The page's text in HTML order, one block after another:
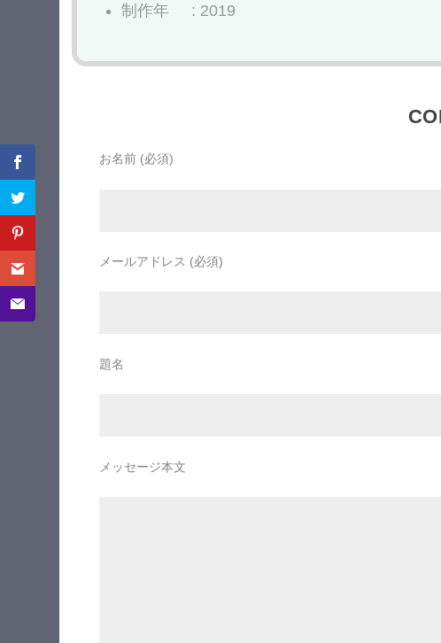
制作年 : 2019
お名前 (必須)
メールアドレス (必須)
題名
メッセージ本文